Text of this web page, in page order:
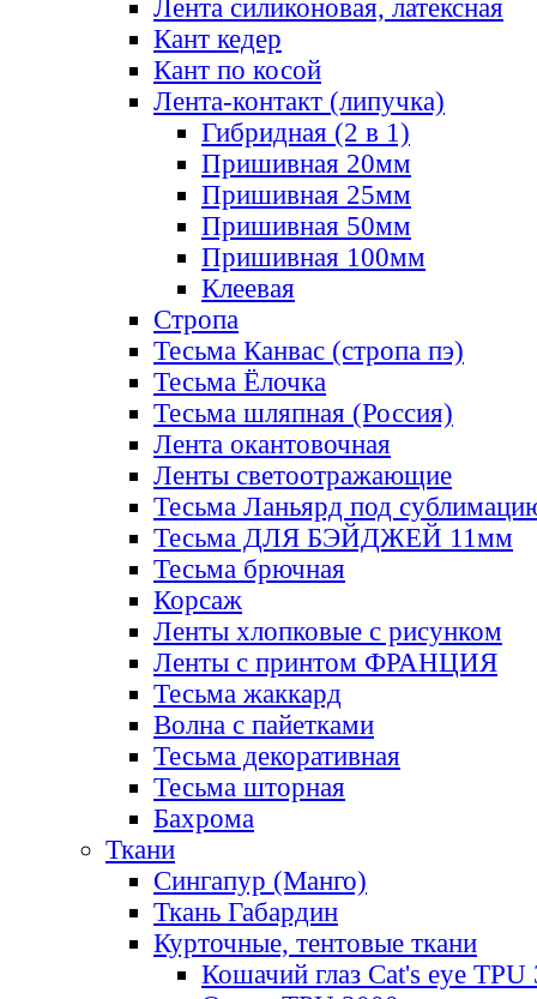
Лента силиконовая, латексная
Кант кедер
Кант по косой
Лента-контакт (липучка)
Гибридная (2 в 1)
Пришивная 20мм
Пришивная 25мм
Пришивная 50мм
Пришивная 100мм
Клеевая
Стропа
Тесьма Канвас (стропа пэ)
Тесьма Ёлочка
Тесьма шляпная (Россия)
Лента окантовочная
Ленты светоотражающие
Тесьма Ланьярд под
Тесьма ДЛЯ БЭЙДЖЕЙ 11мм
Тесьма брючная
Корсаж
Ленты хлопковые с рисунком
Ленты с принтом ФРАНЦИЯ
Тесьма жаккард
Волна с пайетками
Тесьма декоративная
Тесьма шторная
Бахрома
Ткани
Сингапур (Манго)
Ткань Габардин
Курточные, тентовые ткани
Кошачий глаз Cat's eye TPU